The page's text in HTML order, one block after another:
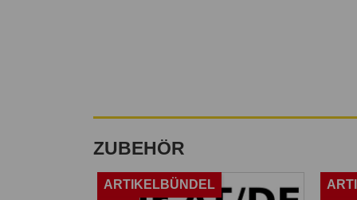
ZUBEHÖR
ARTIKELBÜNDEL